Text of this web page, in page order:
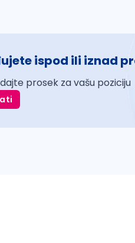
ispod ili iznad
prosek za vašu poziciju